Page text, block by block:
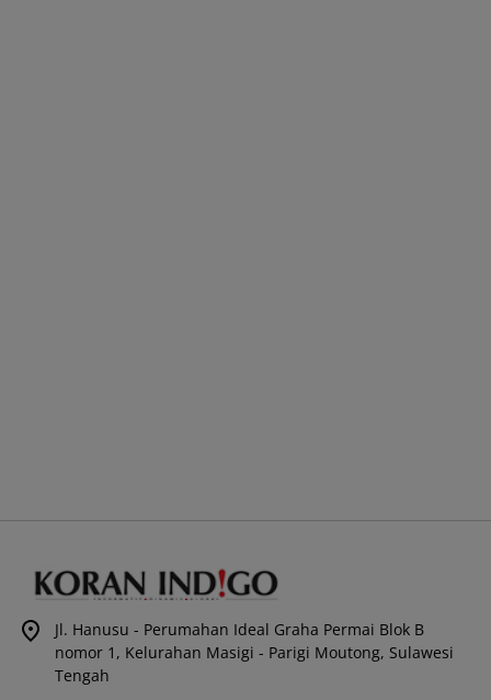
Jl. Hanusu - Perumahan Ideal Graha Permai Blok B
nomor 1, Kelurahan Masigi - Parigi Moutong, Sulawesi
Tengah